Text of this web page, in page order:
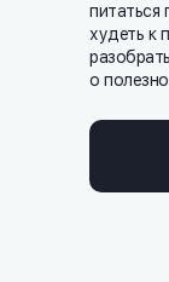
питаться
худеть к
о